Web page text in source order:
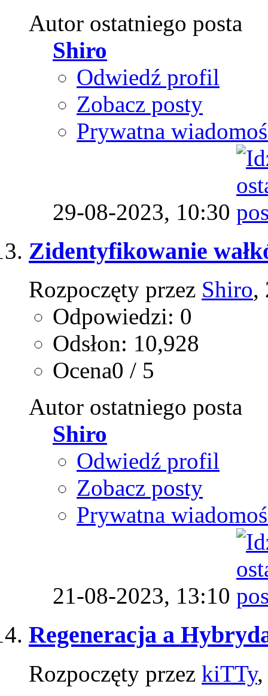
Autor ostatniego posta
Shiro
Odwiedź profil
Zobacz posty
Prywatna
29-08-2023, 10:30
Zidentyfikowanie
Rozpoczęty przez Shiro,
Odpowiedzi: 0
Odsłon: 10,928
Ocena0 / 5
Autor ostatniego posta
Shiro
Odwiedź profil
Zobacz posty
Prywatna
21-08-2023, 13:10
Regeneracja a
Rozpoczęty przez kiTTy,